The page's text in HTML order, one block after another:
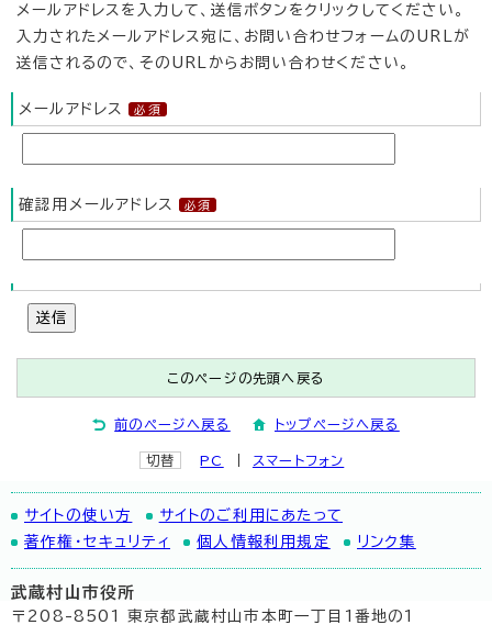
メールアドレスを入力して、送信ボタンをクリックしてください。
入力されたメールアドレス宛に、お問い合わせフォームのURLが
送信されるので、そのURLからお問い合わせください。
メールアドレス
確認用メールアドレス
送信
このページの先頭へ戻る
前のページへ戻る トップページへ戻る
切替 PC スマートフォン
サイトの使い方
サイトのご利用にあたって
著作権・セキュリティ
個人情報利用規定 リンク集
武蔵村山市役所
〒208-8501 東京都武蔵村山市本町一丁目1番地の1